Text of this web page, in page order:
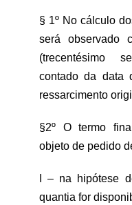
§ 1º No cálculo
será observado
(trecentésimo
contado da data
ressarcimento
§2º O termo
objeto de pedido
I – na hipótese
quantia for